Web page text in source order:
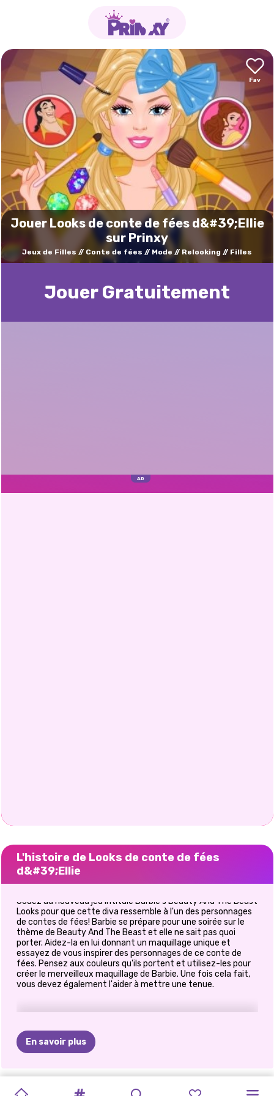
Jouer Looks de conte de fées d&#39;Ellie
sur Prinxy
Jeux de Filles Conte de fées Mode Relooking Filles
Jouer Gratuitement
L'histoire de Looks de conte de fées
d&#39;Ellie
Jouez au nouveau jeu intitulé Barbie's Beauty And The Beast
Looks pour que cette diva ressemble à l'un des personnages
de contes de fées! Barbie se prépare pour une soirée sur le
thème de Beauty And The Beast et elle ne sait pas quoi
porter. Aidez-la en lui donnant un maquillage unique et
essayez de vous inspirer des personnages de ce conte de
fées. Pensez aux couleurs qu'ils portent et utilisez-les pour
créer le merveilleux maquillage de Barbie. Une fois cela fait,
vous devez également l'aider à mettre une tenue.
En savoir plus
MAISON
PIXIES PRINCESSES
PÂQUES